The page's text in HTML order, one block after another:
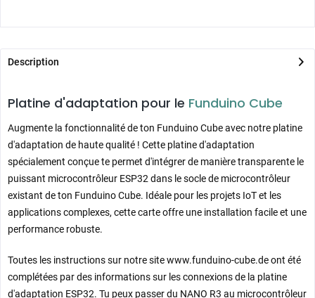
Description
Platine d'adaptation pour le Funduino Cube
Augmente la fonctionnalité de ton Funduino Cube avec notre platine
d'adaptation de haute qualité ! Cette platine d'adaptation
spécialement conçue te permet d'intégrer de manière transparente le
puissant microcontrôleur ESP32 dans le socle de microcontrôleur
existant de ton Funduino Cube. Idéale pour les projets IoT et les
applications complexes, cette carte offre une installation facile et une
performance robuste.
Toutes les instructions sur notre site www.funduino-cube.de ont été
complétées par des informations sur les connexions de la platine
d'adaptation ESP32. Tu peux passer du NANO R3 au microcontrôleur